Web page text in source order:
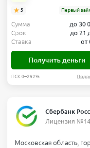
5 Первый
Сумма
до 30
Срок
до 21
Ставка
от
Получить деньги
ПСК 0–292%
Сбербанк
Лицензия
Московская область,